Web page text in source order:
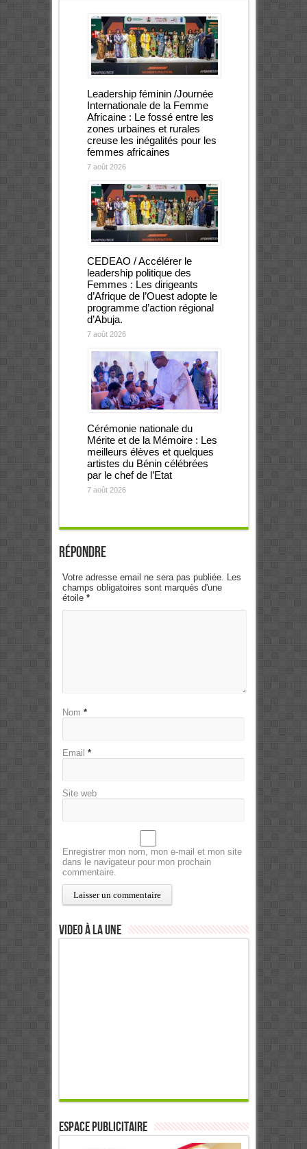
Leadership féminin /Journée
Internationale de la Femme
Africaine : Le fossé entre les
zones urbaines et rurales
creuse les inégalités pour les
femmes africaines
7 août 2026
CEDEAO / Accélérer le
leadership politique des
Femmes : Les dirigeants
d’Afrique de l’Ouest adopte le
programme d’action régional
d’Abuja.
7 août 2026
Cérémonie nationale du
Mérite et de la Mémoire : Les
meilleurs élèves et quelques
artistes du Bénin célébrées
par le chef de l’Etat
7 août 2026
Répondre
Votre adresse email ne sera pas publiée. Les
champs obligatoires sont marqués d'une
étoile *
Nom *
Email *
Site web
Enregistrer mon nom, mon e-mail et mon site
dans le navigateur pour mon prochain
commentaire.
Video à la Une
ESPACE PUBLICITAIRE